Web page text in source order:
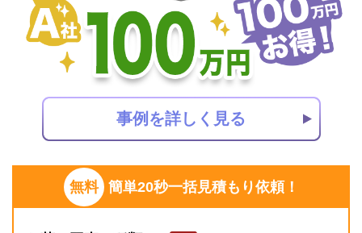
無料 簡単20秒一括見積もり依頼！
事例を詳しく見る